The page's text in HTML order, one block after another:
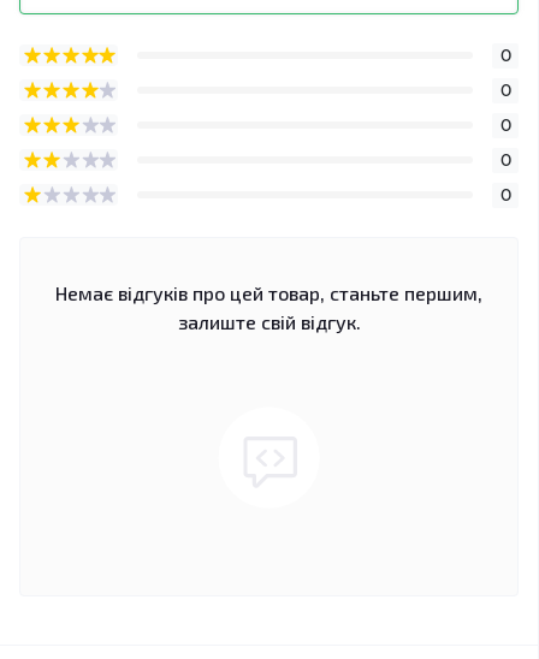
0
0
0
0
0
Немає відгуків про цей товар, станьте першим,
залиште свій відгук.